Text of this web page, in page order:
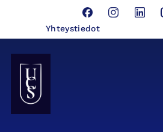
Facebook
Yhteystiedot
Seinäjoen Yliopistokeskus UCSin etusivulle